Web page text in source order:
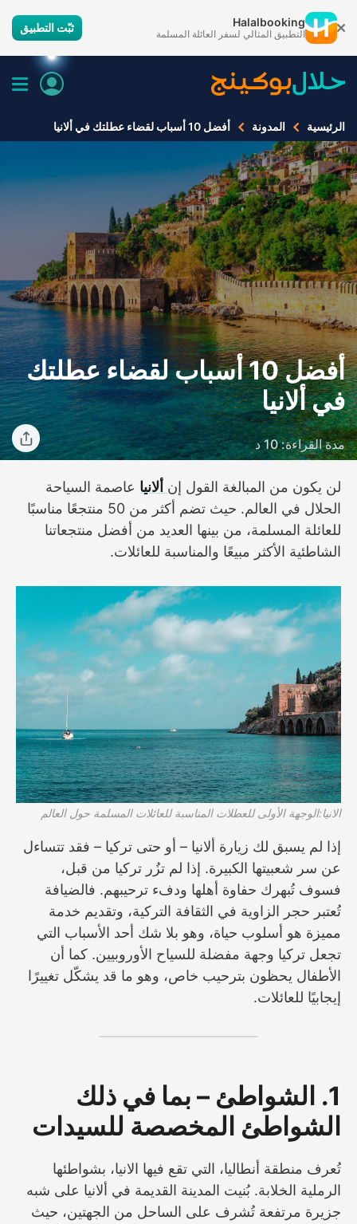
Halalbooking
التطبيق المثالي لسفر العائلة المسلمة ثبّت التطبيق
الرئيسية المدونة أفضل 10 أسباب لقضاء عطلتك في ألانيا
أفضل 10 أسباب لقضاء عطلتك
في ألانيا
مدة القراءة: 10 د
لن يكون من المبالغة القول إن ألانيا عاصمة السياحة
الحلال في العالم. حيث تضم أكثر من 50 منتجعًا مناسبًا
للعائلة المسلمة، من بينها العديد من أفضل منتجعاتنا
الشاطئية الأكثر مبيعًا والمناسبة للعائلات.
الانيا:الوجهة الأولى للعطلات المناسبة للعائلات المسلمة حول العالم
إذا لم يسبق لك زيارة ألانيا – أو حتى تركيا – فقد تتساءل
عن سر شعبيتها الكبيرة. إذا لم تزُر تركيا من قبل،
فسوف تُبهرك حفاوة أهلها ودفء ترحيبهم. فالضيافة
تُعتبر حجر الزاوية في الثقافة التركية، وتقديم خدمة
مميزة هو أسلوب حياة، وهو بلا شك أحد الأسباب التي
تجعل تركيا وجهة مفضلة للسياح الأوروبيين. كما أن
الأطفال يحظون بترحيب خاص، وهو ما قد يشكّل تغييرًا
إيجابيًا للعائلات.
1. الشواطئ – بما في ذلك
الشواطئ المخصصة للسيدات
تُعرف منطقة أنطاليا، التي تقع فيها الانيا، بشواطئها
الرملية الخلابة. بُنيت المدينة القديمة في ألانيا على شبه
جزيرة مرتفعة تُشرف على الساحل من الجهتين، حيث